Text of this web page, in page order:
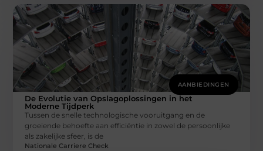
AANBIEDINGEN
De Evolutie van Opslagoplossingen in het
Moderne Tijdperk
Tussen de snelle technologische vooruitgang en de
groeiende behoefte aan efficiëntie in zowel de persoonlijke
als zakelijke sfeer, is de
Nationale Carriere Check